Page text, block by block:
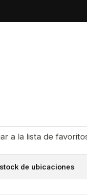
de
50 ml,
a la lista de
de ubicaciones